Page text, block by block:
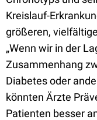
Kreislauf-
größeren,
„Wenn wir in der
Zusammenhang
Diabetes oder
könnten Ärzte
Patienten besser